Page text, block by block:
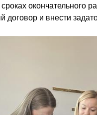
окончательного
договор и внести